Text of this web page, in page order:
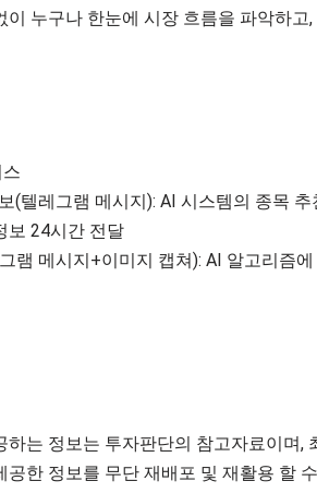
이 누구나 한눈에 시장 흐름을 파악하
(텔레그램 메시지): AI 시스템의 종목
보 24시간 전달
램 메시지+이미지 캡쳐): AI 알고리즘
하는 정보는 투자판단의 참고자료이며
공한 정보를 무단 재배포 및 재활용 할